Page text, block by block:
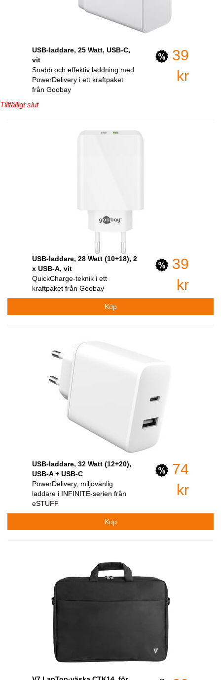
USB-laddare, 25 Watt, USB-C,
vit
Snabb och effektiv laddning med
PowerDelivery i ett kraftpaket
från Goobay
39
kr
Tillfälligt slut
USB-laddare, 28 Watt (10+18), 2
x USB-A, vit
QuickCharge-teknik i ett
kraftpaket från Goobay
39
kr
USB-laddare, 32 Watt (12+20),
USB-A + USB-C
PowerDelivery, miljövänlig
laddare i INFINITE-serien från
eSTUFF
74
kr